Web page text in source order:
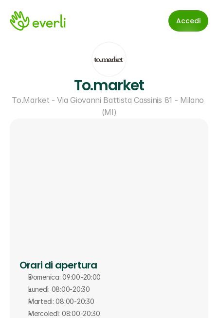
Accedi
To.market
To.Market - Via Giovanni Battista Cassinis 81 - Milano
(MI)
Orari di apertura
Domenica: 09:00-20:00
Lunedì: 08:00-20:30
Martedì: 08:00-20:30
Mercoledì: 08:00-20:30